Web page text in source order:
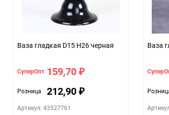
Ваза гладкая D15 H26 черная
СуперОпт 159,70 ₽
Розница 212,90 ₽
Артикул: 43527761
Ваза